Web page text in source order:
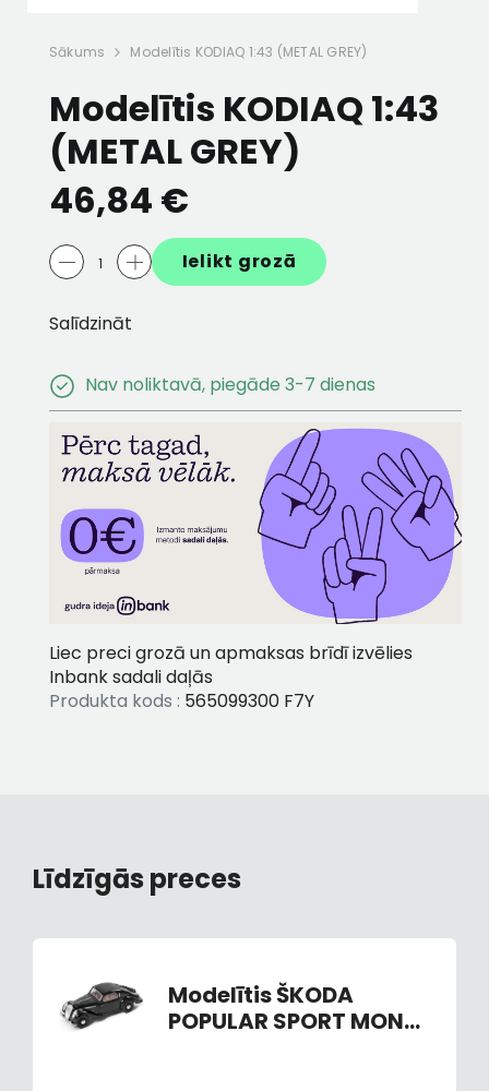
Sākums Modelītis KODIAQ 1:43 (METAL GREY)
Modelītis KODIAQ 1:43
(METAL GREY)
46,84 €
Ielikt grozā
Salīdzināt
Nav noliktavā, piegāde 3-7 dienas
Liec preci grozā un apmaksas brīdī izvēlies
Inbank sadali daļās
Produkta kods : 565099300 F7Y
Līdzīgās preces
Modelītis ŠKODA
POPULAR SPORT MONTE
BLACK 7,5JX19 ET48
493,75 € 249,89 € 571,82 €